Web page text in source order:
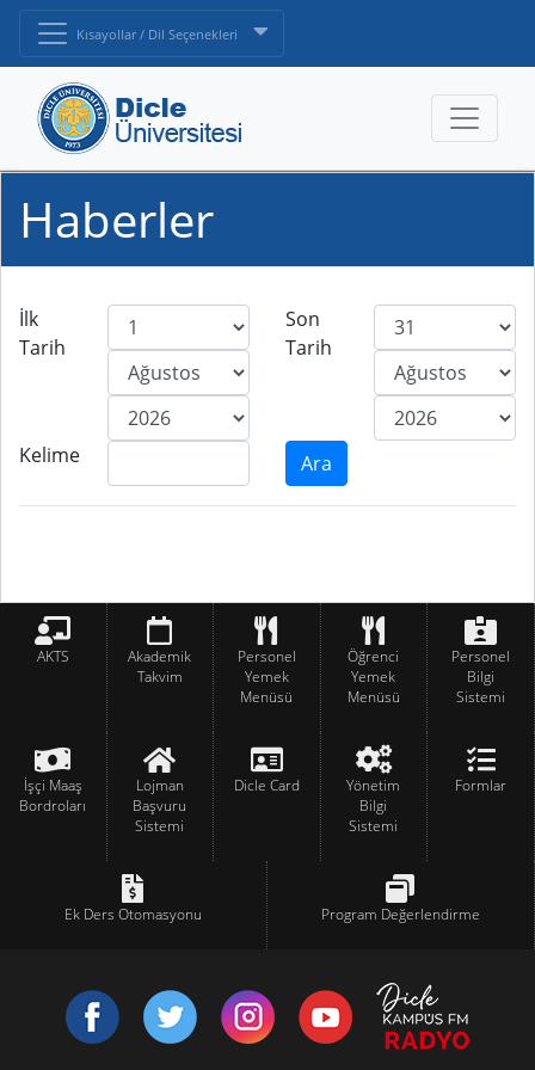
Kısayollar / Dil Seçenekleri
Haberler
İlk
Tarih
Son
Tarih
Kelime
AKTS
Akademik
Takvim
Personel
Yemek
Menüsü
Öğrenci
Yemek
Menüsü
Personel
Bilgi
Sistemi
İşçi Maaş
Bordroları
Lojman
Başvuru
Sistemi
Dicle Card
Yönetim
Bilgi
Sistemi
Formlar
Ek Ders Otomasyonu Program Değerlendirme